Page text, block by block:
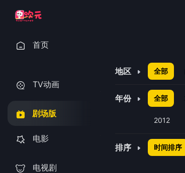
首页
TV动画
剧场版
电影
电视剧
地区 全部
年份 全部
2012
排序 时间排序